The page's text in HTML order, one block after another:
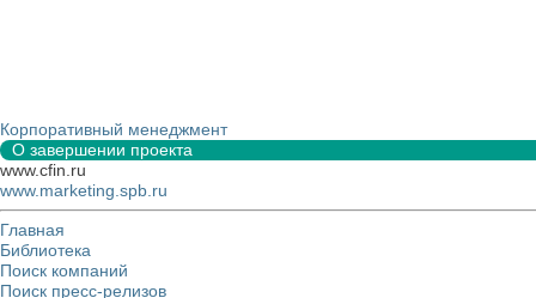
Корпоративный менеджмент
О завершении проекта
www.cfin.ru
www.marketing.spb.ru
Главная
Библиотека
Поиск компаний
Поиск пресс-релизов